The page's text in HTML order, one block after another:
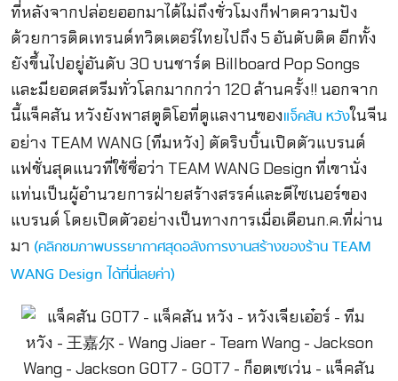
ที่หลังจากปล่อยออกมาได้ไม่ถึงชั่วโมงก็ฟาดความปัง
ด้วยการติดเทรนด์ทวิตเตอร์ไทยไปถึง 5 อันดับติด อีกทั้ง
ยังขึ้นไปอยู่อันดับ 30 บนชาร์ต Billboard Pop Songs
และมียอดสตรีมทั่วโลกมากกว่า 120 ล้านครั้ง!! นอกจาก
นี้แจ็คสัน หวังยังพาสตูดิโอที่ดูแลงานของแจ็คสัน หวังในจีน
อย่าง TEAM WANG (ทีมหวัง) ตัดริบบิ้นเปิดตัวแบรนด์
แฟชั่นสุดแนวที่ใช้ชื่อว่า TEAM WANG Design ที่เขานั่ง
แท่นเป็นผู้อำนวยการฝ่ายสร้างสรรค์และดีไซเนอร์ของ
แบรนด์ โดยเปิดตัวอย่างเป็นทางการเมื่อเดือนก.ค.ที่ผ่าน
มา (คลิกชมภาพบรรยากาศสุดอลังการงานสร้างของร้าน TEAM
WANG Design ได้ที่นี่เลยค่า)